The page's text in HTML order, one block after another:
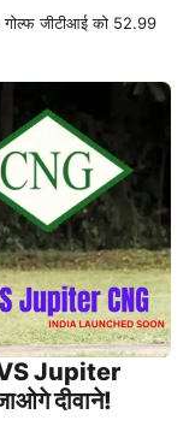
जीटीआई को 52.99
Jupiter
दीवाने!